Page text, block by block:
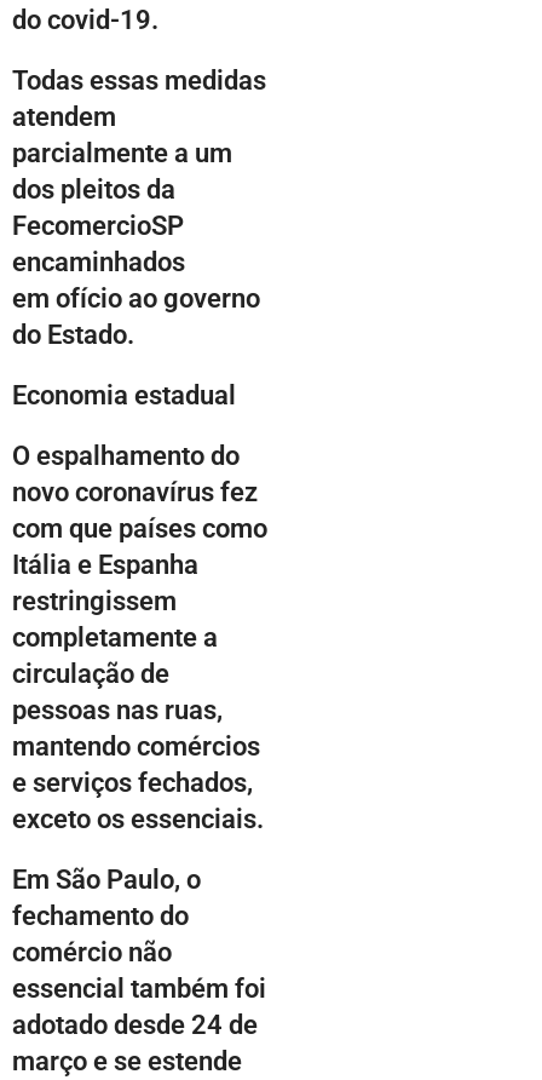
do covid-19.
Todas essas medidas
atendem
parcialmente a um
dos pleitos da
FecomercioSP
encaminhados
em ofício ao governo
do Estado.
Economia estadual
O espalhamento do
novo coronavírus fez
com que países como
Itália e Espanha
restringissem
completamente a
circulação de
pessoas nas ruas,
mantendo comércios
e serviços fechados,
exceto os essenciais.
Em São Paulo, o
fechamento do
comércio não
essencial também foi
adotado desde 24 de
março e se estende